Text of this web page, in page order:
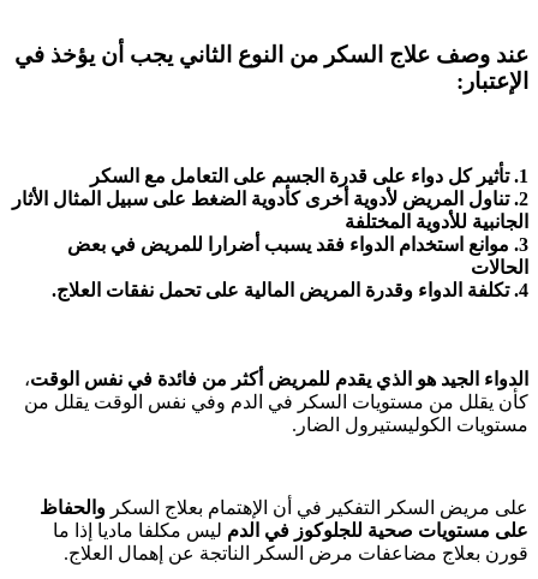
عند وصف علاج السكر من النوع الثاني يجب أن يؤخذ في
الإعتبار:
1. تأثير كل دواء على قدرة الجسم على التعامل مع السكر
2. تناول المريض لأدوية أخرى كأدوية الضغط على سبيل المثال الأثار
الجانبية للأدوية المختلفة
3. موانع استخدام الدواء فقد يسبب أضرارا للمريض في بعض
الحالات
4. تكلفة الدواء وقدرة المريض المالية على تحمل نفقات العلاج.
الدواء الجيد هو الذي يقدم للمريض أكثر من فائدة في نفس الوقت،
كأن يقلل من مستويات السكر في الدم وفي نفس الوقت يقلل من
مستويات الكوليستيرول الضار.
على مريض السكر التفكير في أن الإهتمام بعلاج السكر والحفاظ
على مستويات صحية للجلوكوز في الدم ليس مكلفا ماديا إذا ما
قورن بعلاج مضاعفات مرض السكر الناتجة عن إهمال العلاج.